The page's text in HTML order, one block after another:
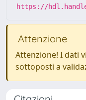
https://
Attenzione
Attenzione! I dati
sottoposti a